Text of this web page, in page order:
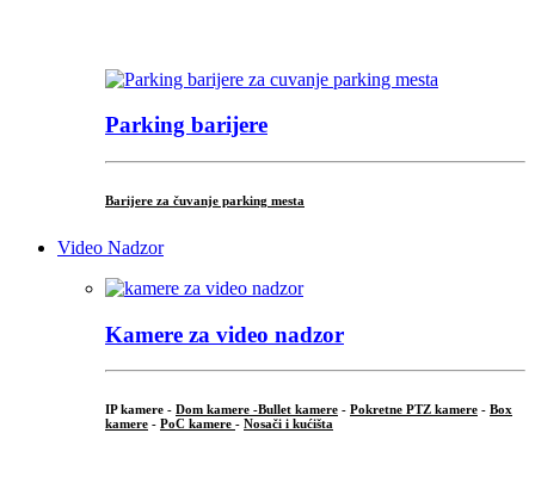
Parking barijere
Barijere za čuvanje parking mesta
Video Nadzor
Kamere za video nadzor
IP kamere - Dom kamere -Bullet kamere - Pokretne PTZ kamere - Box
kamere - PoC kamere - Nosači i kućišta